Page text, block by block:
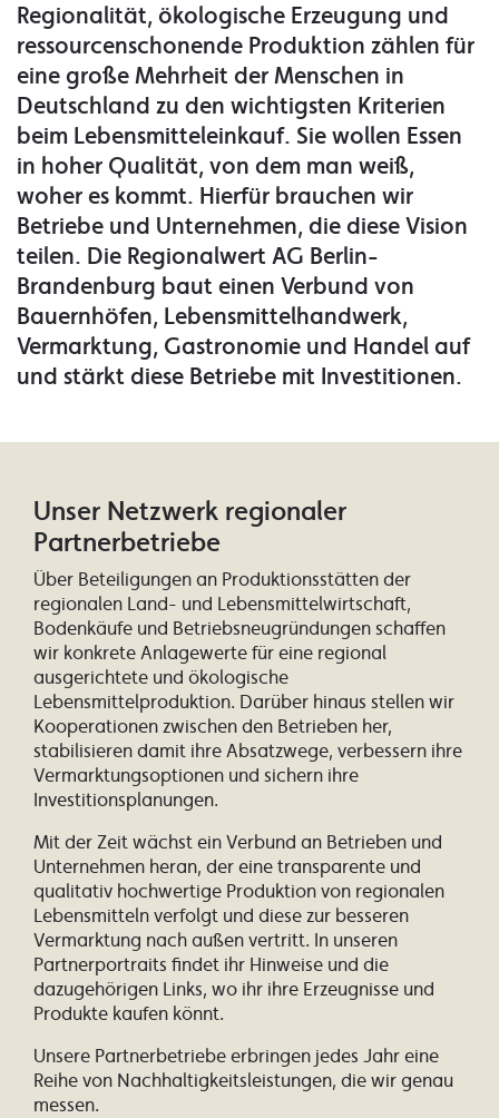
Regionalität, ökologische Erzeugung und
ressourcenschonende Produktion zählen für
eine große Mehrheit der Menschen in
Deutschland zu den wichtigsten Kriterien
beim Lebensmitteleinkauf. Sie wollen Essen
in hoher Qualität, von dem man weiß,
woher es kommt. Hierfür brauchen wir
Betriebe und Unternehmen, die diese Vision
teilen. Die Regionalwert AG Berlin-
Brandenburg baut einen Verbund von
Bauernhöfen, Lebensmittelhandwerk,
Vermarktung, Gastronomie und Handel auf
und stärkt diese Betriebe mit Investitionen.
Unser Netzwerk regionaler
Partnerbetriebe
Über Beteiligungen an Produktionsstätten der
regionalen Land- und Lebensmittelwirtschaft,
Bodenkäufe und Betriebsneugründungen schaffen
wir konkrete Anlagewerte für eine regional
ausgerichtete und ökologische
Lebensmittelproduktion. Darüber hinaus stellen wir
Kooperationen zwischen den Betrieben her,
stabilisieren damit ihre Absatzwege, verbessern ihre
Vermarktungsoptionen und sichern ihre
Investitionsplanungen.
Mit der Zeit wächst ein Verbund an Betrieben und
Unternehmen heran, der eine transparente und
qualitativ hochwertige Produktion von regionalen
Lebensmitteln verfolgt und diese zur besseren
Vermarktung nach außen vertritt. In unseren
Partnerportraits findet ihr Hinweise und die
dazugehörigen Links, wo ihr ihre Erzeugnisse und
Produkte kaufen könnt.
Unsere Partnerbetriebe erbringen jedes Jahr eine
Reihe von Nachhaltigkeitsleistungen, die wir genau
messen.